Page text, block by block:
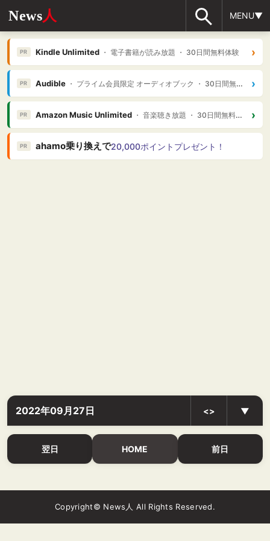
News人 MENU▼
PR Kindle Unlimited・ 電子書籍が読み放題 ・ 30日間無料体験 ›
PR Audible・ プライム会員限定 オーディオブック ・ 30日間無料体験 ›
PR Amazon Music Unlimited・ 音楽聴き放題 ・ 30日間無料体験 ›
PR ahamo乗り換えで20,000ポイントプレゼント！
2022年09月27日 <> ▼
翌日 HOME 前日
Copyright© News人 All Rights Reserved.